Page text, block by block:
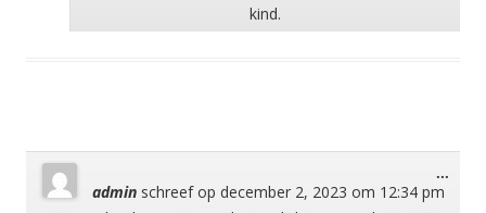
kind.
admin schreef op december 2, 2023 om 12:34 pm
...